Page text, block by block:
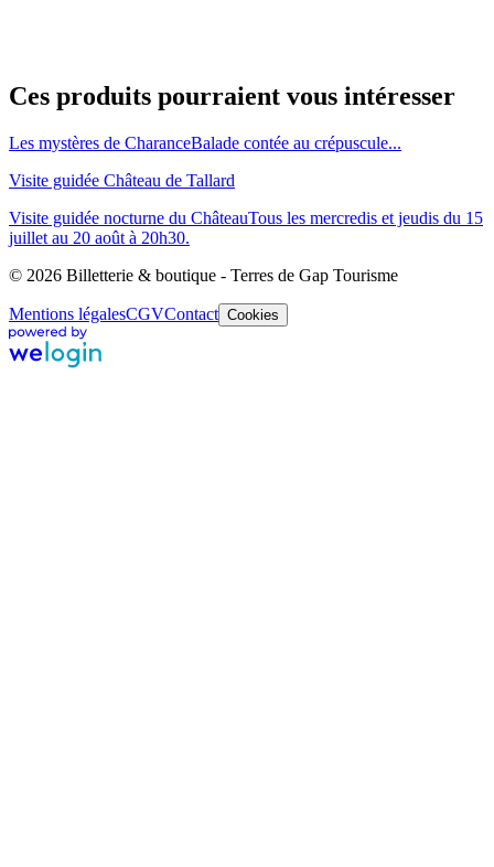
Ces produits pourraient vous intéresser
Les mystères de CharanceBalade contée au crépuscule...
Visite guidée Château de Tallard
Visite guidée nocturne du ChâteauTous les mercredis et jeudis du 15
juillet au 20 août à 20h30.
© 2026 Billetterie & boutique - Terres de Gap Tourisme
Mentions légalesCGVContact Cookies